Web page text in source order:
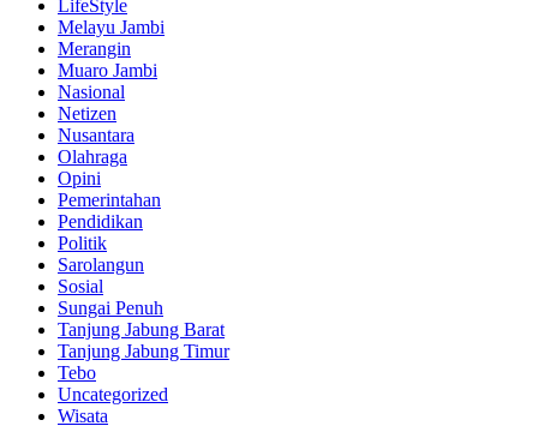
LifeStyle
Melayu Jambi
Merangin
Muaro Jambi
Nasional
Netizen
Nusantara
Olahraga
Opini
Pemerintahan
Pendidikan
Politik
Sarolangun
Sosial
Sungai Penuh
Tanjung Jabung Barat
Tanjung Jabung Timur
Tebo
Uncategorized
Wisata